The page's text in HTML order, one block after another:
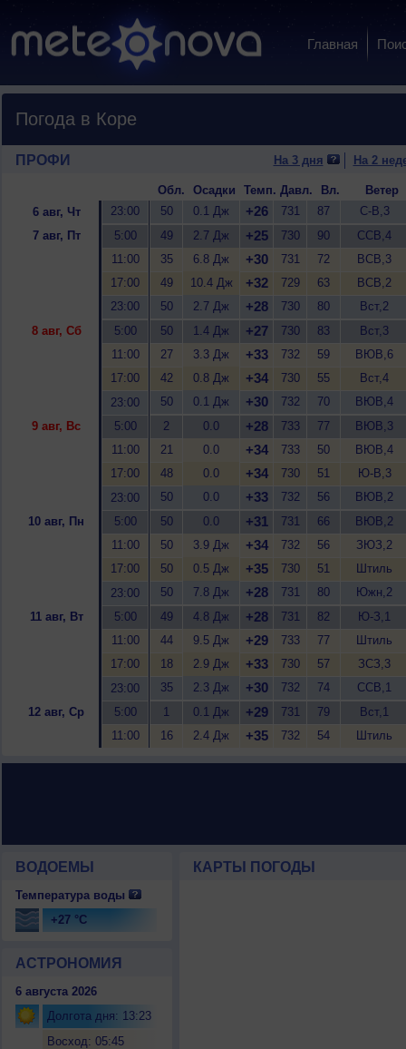
Главная
Погода в Коре
ПРОФИ На 3 дня На 2
Обл. Осадки Темп. Давл. Вл.
Ветер
6 авг, Чт
23:00 50 0.1 Дж +26 731 87
С-В,3
7 авг, Пт
5:00 49 2.7 Дж +25 730 90
ССВ,4
11:00
35 6.8 Дж +30 731 72
ВСВ,3
17:00
49 10.4 Дж +32 729 63
ВСВ,2
23:00
50 2.7 Дж +28 730 80
Вст,2
8 авг, Сб
5:00 50 1.4 Дж +27 730 83
Вст,3
11:00
27 3.3 Дж +33 732 59
ВЮВ,6
17:00
42 0.8 Дж +34 730 55
Вст,4
23:00
50 0.1 Дж +30 732 70
ВЮВ,4
9 авг, Вс
5:00 2 0.0 +28 733 77
ВЮВ,3
11:00
21 0.0 +34 733 50
ВЮВ,4
17:00
48 0.0 +34 730 51
Ю-В,3
23:00
50 0.0 +33 732 56
ВЮВ,2
10 авг, Пн
5:00 50 0.0 +31 731 66
ВЮВ,2
11:00
50 3.9 Дж +34 732 56
ЗЮЗ,2
17:00
50 0.5 Дж +35 730 51
Штиль
23:00
50 7.8 Дж +28 731 80
Южн,2
11 авг, Вт
5:00 49 4.8 Дж +28 731 82
Ю-З,1
11:00
44 9.5 Дж +29 733 77
Штиль
17:00
18 2.9 Дж +33 730 57
ЗСЗ,3
23:00
35 2.3 Дж +30 732 74
ССВ,1
12 авг, Ср
5:00 1 0.1 Дж +29 731 79
Вст,1
11:00
16 2.4 Дж +35 732 54 Штиль
ВОДОЕМЫ
Температура воды
+27 °C
АСТРОНОМИЯ
6 августа 2026
Долгота дня: 13:23
Восход: 05:45
КАРТЫ ПОГОДЫ